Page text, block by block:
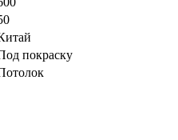
покраску